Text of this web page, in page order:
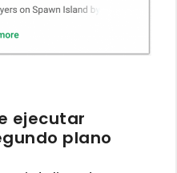
ejecutar
plano